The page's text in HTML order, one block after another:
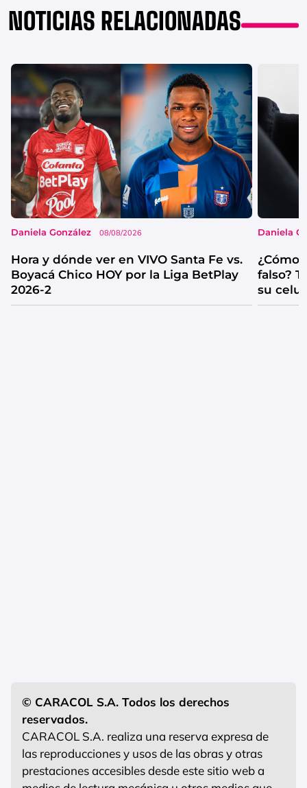
NOTICIAS RELACIONADAS
Daniela González 08/08/2026
Hora y dónde ver en VIVO Santa Fe vs.
Boyacá Chico HOY por la Liga BetPlay
2026-2
Daniela
¿Cómo
falso?
su
© CARACOL S.A. Todos los derechos
reservados.
CARACOL S.A. realiza una reserva expresa de
las reproducciones y usos de las obras y otras
prestaciones accesibles desde este sitio web a